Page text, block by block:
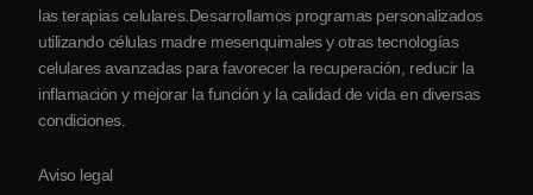
las terapias celulares.Desarrollamos programas personalizados
utilizando células madre mesenquimales y otras tecnologías
celulares avanzadas para favorecer la recuperación, reducir la
inflamación y mejorar la función y la calidad de vida en diversas
condiciones.
Aviso legal